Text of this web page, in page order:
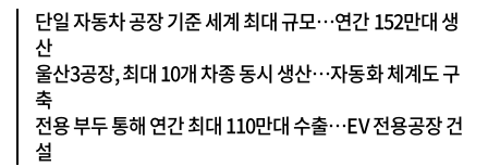
단일 자동차 공장 기준 세계 최대 규모…연간 152만대 생
산
울산3공장, 최대 10개 차종 동시 생산…자동화 체계도 구
축
전용 부두 통해 연간 최대 110만대 수출…EV 전용공장 건
설